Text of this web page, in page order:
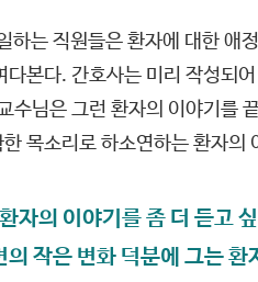
하는 직원들은 환자에 대한 애
다본다. 간호사는 미리 작성되
수님은 그런 환자의 이야기를
목소리로 하소연하는 환자
자의 이야기를 좀 더 듣고
작은 변화 덕분에 그는